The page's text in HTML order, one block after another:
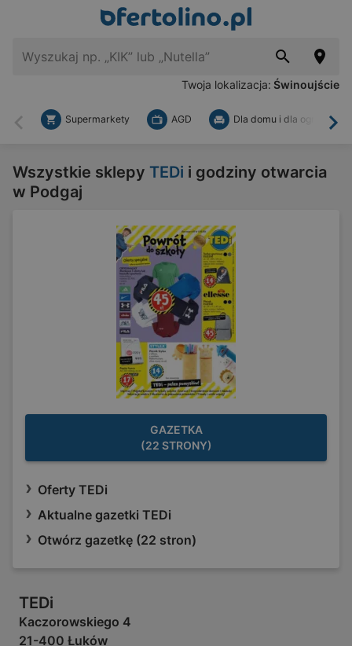
Twoja lokalizacja: Świnoujście
Wstecz
Supermarkety AGD Dla domu i dla ogrodu
Wszystkie sklepy TEDi i godziny otwarcia
w Podgaj
GAZETKA
(22 STRONY)
Oferty TEDi
Aktualne gazetki TEDi
Otwórz gazetkę (22 stron)
TEDi
Kaczorowskiego 4
21-400 Łuków